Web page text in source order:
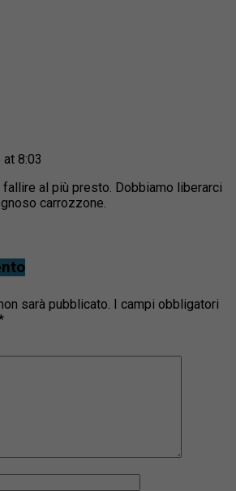
8:03
fallire al più presto. Dobbiamo liberarci
carrozzone.
sarà pubblicato.
I campi obbligatori